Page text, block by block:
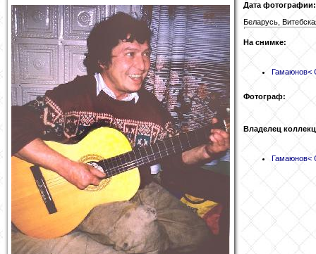
Дата фотографии:
Беларусь,
На снимке:
Гамаюнов<
Фотограф:
Владелец
Гамаюнов<